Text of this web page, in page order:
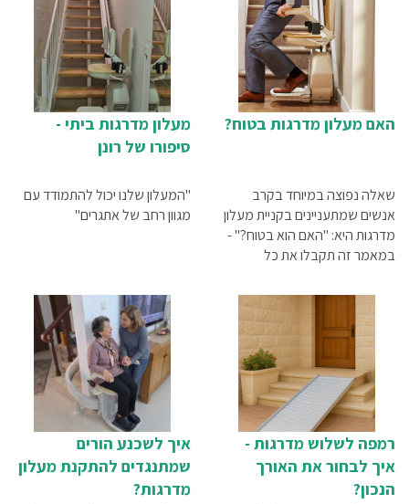
מעלון מדרגות ביתי -
סיפורו של רונן
"המעלון שלנו יכול להתמודד עם
מגוון רחב של אתגרים"
האם מעלון מדרגות בטוח?
שאלה נפוצה במיוחד בקרב
אנשים שמתעניינים בקניית מעלון
מדרגות היא: "האם הוא בטוח?" -
במאמר זה תקבלו את כל
איך לשכנע הורים
שמתנגדים להתקנת מעלון
מדרגות?
רמפה לשלוש מדרגות -
איך לבחור את האורך
הנכון?